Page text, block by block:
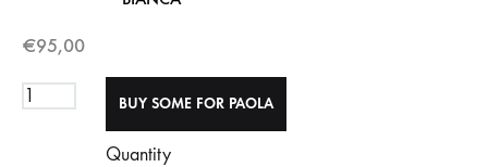
€95,00
Quantity